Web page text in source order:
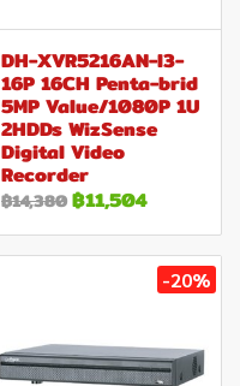
DH-XVR5216AN-I3-
16P 16CH Penta-brid
5MP Value/1080P 1U
2HDDs WizSense
Digital Video
Recorder
฿14,380฿11,504
-20%